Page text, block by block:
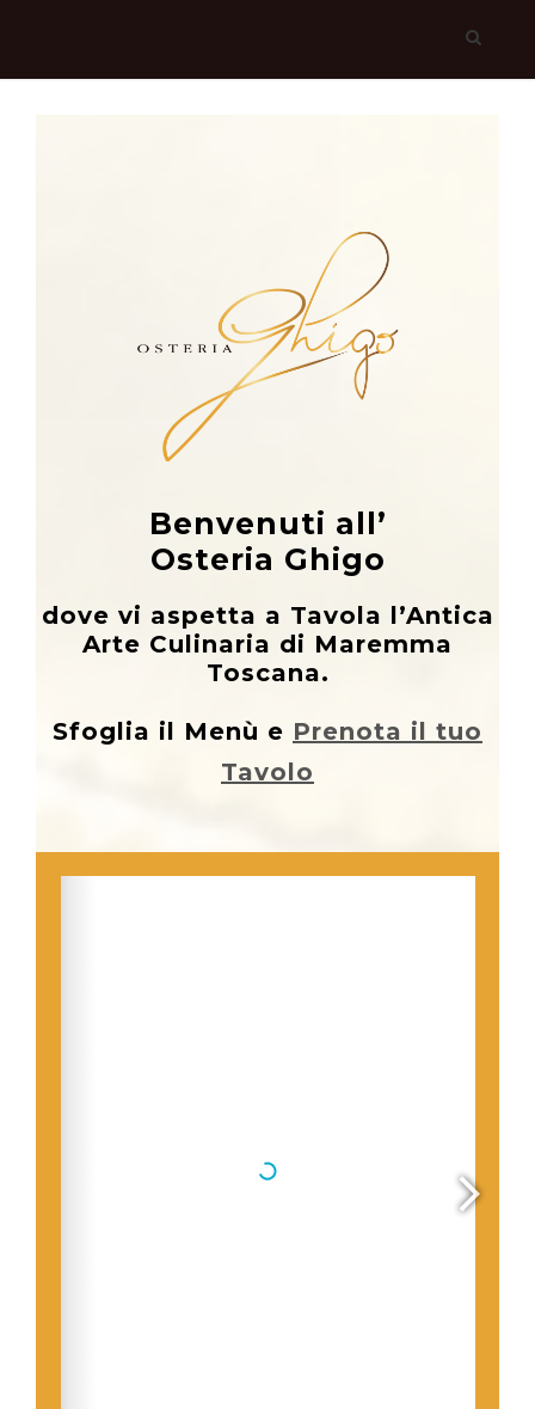
Benvenuti all’
Osteria Ghigo
dove vi aspetta a Tavola l’Antica
Arte Culinaria di Maremma
Toscana.
Sfoglia il Menù e Prenota il tuo
Tavolo